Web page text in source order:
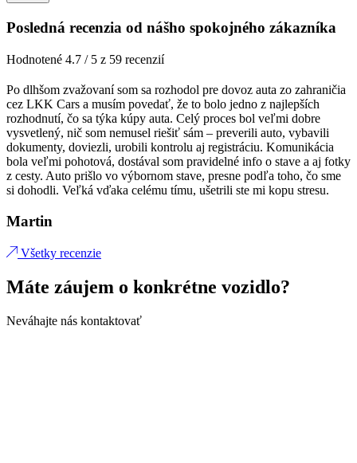
Posledná recenzia od nášho spokojného zákazníka
Hodnotené 4.7 / 5 z 59 recenzií
Po dlhšom zvažovaní som sa rozhodol pre dovoz auta zo zahraničia
cez LKK Cars a musím povedať, že to bolo jedno z najlepších
rozhodnutí, čo sa týka kúpy auta. Celý proces bol veľmi dobre
vysvetlený, nič som nemusel riešiť sám – preverili auto, vybavili
dokumenty, doviezli, urobili kontrolu aj registráciu. Komunikácia
bola veľmi pohotová, dostával som pravidelné info o stave a aj fotky
z cesty. Auto prišlo vo výbornom stave, presne podľa toho, čo sme
si dohodli. Veľká vďaka celému tímu, ušetrili ste mi kopu stresu.
Martin
Všetky recenzie
Máte záujem o konkrétne vozidlo?
Neváhajte nás kontaktovať